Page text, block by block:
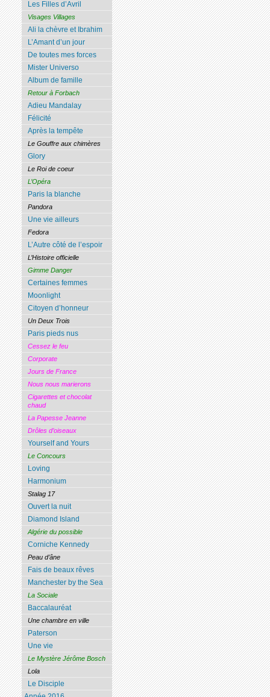
Les Filles d’Avril
Visages Villages
Ali la chèvre et Ibrahim
L’Amant d’un jour
De toutes mes forces
Mister Universo
Album de famille
Retour à Forbach
Adieu Mandalay
Félicité
Après la tempête
Le Gouffre aux chimères
Glory
Le Roi de coeur
L’Opéra
Paris la blanche
Pandora
Une vie ailleurs
Fedora
L’Autre côté de l’espoir
L’Histoire officielle
Gimme Danger
Certaines femmes
Moonlight
Citoyen d’honneur
Un Deux Trois
Paris pieds nus
Cessez le feu
Corporate
Jours de France
Nous nous marierons
Cigarettes et chocolat
chaud
La Papesse Jeanne
Drôles d’oiseaux
Yourself and Yours
Le Concours
Loving
Harmonium
Stalag 17
Ouvert la nuit
Diamond Island
Algérie du possible
Corniche Kennedy
Peau d’âne
Fais de beaux rêves
Manchester by the Sea
La Sociale
Baccalauréat
Une chambre en ville
Paterson
Une vie
Le Mystère Jérôme Bosch
Lola
Le Disciple